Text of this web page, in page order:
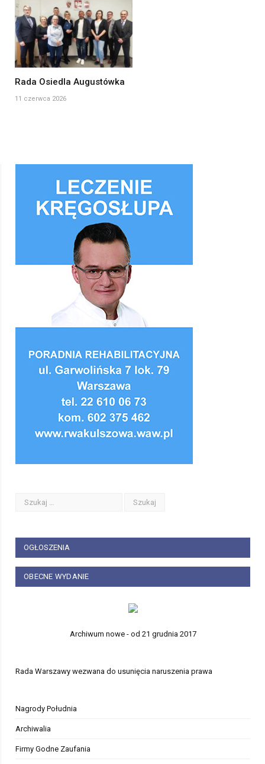
Rada Osiedla Augustówka
11 czerwca 2026
OGŁOSZENIA
OBECNE WYDANIE
Archiwum nowe - od 21 grudnia 2017
Rada Warszawy wezwana do usunięcia naruszenia prawa
Nagrody Południa
Archiwalia
Firmy Godne Zaufania